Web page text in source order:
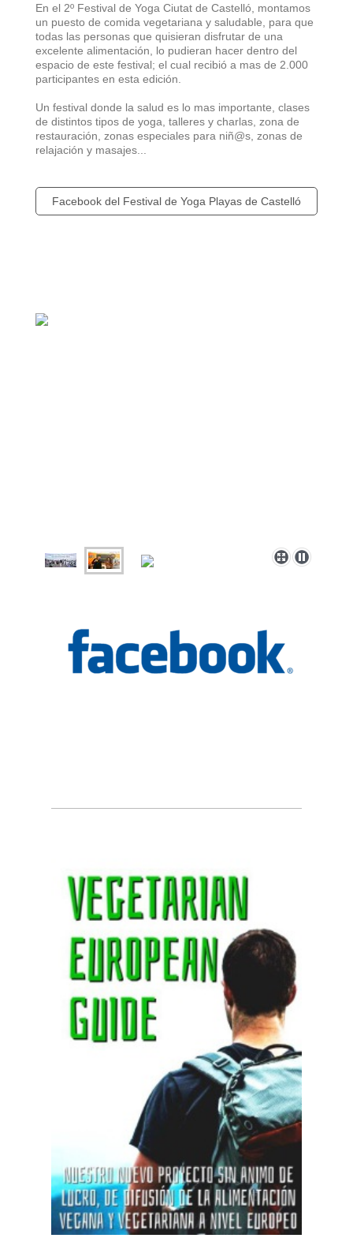
En el 2º Festival de Yoga Ciutat de Castelló, montamos
un puesto de comida vegetariana y saludable, para que
todas las personas que quisieran disfrutar de una
excelente alimentación, lo pudieran hacer dentro del
espacio de este festival; el cual recibió a mas de 2.000
participantes en esta edición.
Un festival donde la salud es lo mas importante, clases
de distintos tipos de yoga, talleres y charlas, zona de
restauración, zonas especiales para niñ@s, zonas de
relajación y masajes...
Facebook del Festival de Yoga Playas de Castelló